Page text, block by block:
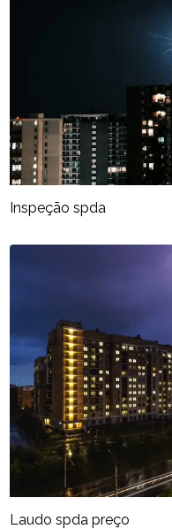
Inspeção spda
Laudo spda preço